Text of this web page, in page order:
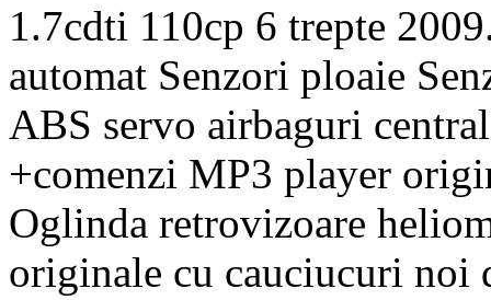
1.7cdti 110cp 6 trepte
automat Senzori ploaie
ABS servo airbaguri
+comenzi MP3 player
Oglinda retrovizoare
originale cu cauciucuri noi